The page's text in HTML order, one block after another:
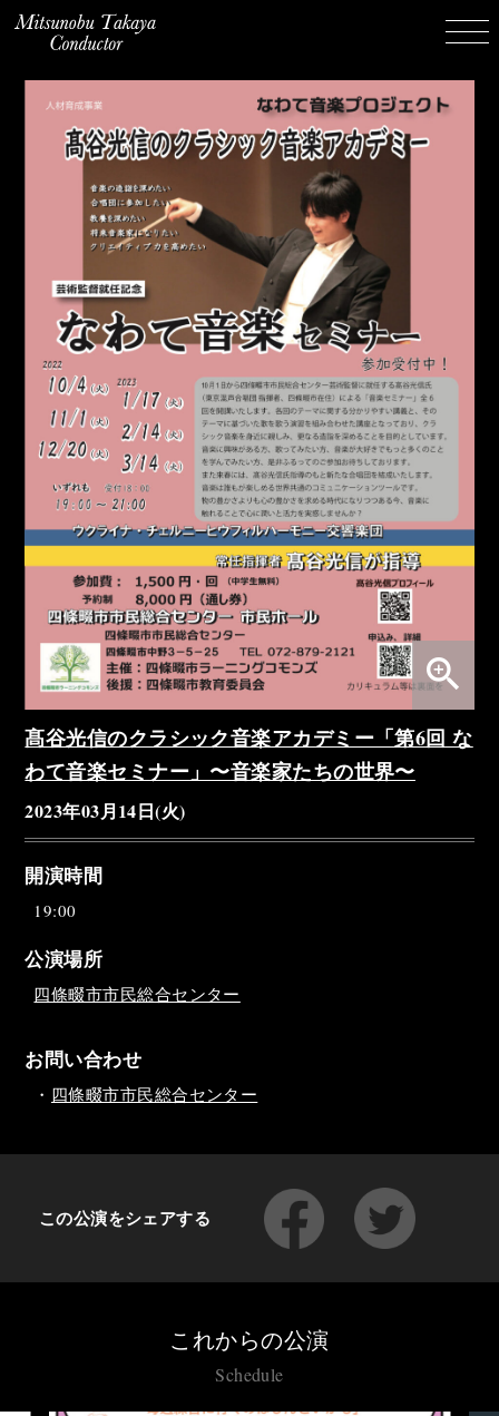
zoom_in
髙谷光信のクラシック音楽アカデミー「第6回 な
わて音楽セミナー」〜音楽家たちの世界〜
2023年03月14日(火)
開演時間
19:00
公演場所
四條畷市市民総合センター
お問い合わせ
・ 四條畷市市民総合センター
この公演をシェアする
これからの公演
Schedule